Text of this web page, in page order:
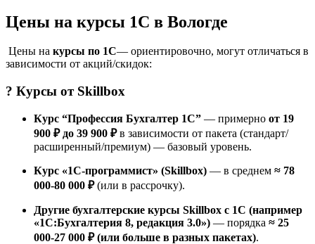
Цены на курсы 1С в Вологде
Цены на курсы по 1С— ориентировочно, могут отличаться в
зависимости от акций/скидок:
? Курсы от Skillbox
Курс “Профессия Бухгалтер 1С” — примерно от 19
900 ₽ до 39 900 ₽в зависимости от пакета (стандарт/
расширенный/премиум) — базовый уровень.
Курс «1С-программист» (Skillbox) — в среднем ≈ 78
000-80 000 ₽(или в рассрочку).
Другие бухгалтерские курсы Skillbox с 1С (например
«1С:Бухгалтерия 8, редакция 3.0») — порядка ≈ 25
000-27 000 ₽ (или больше в разных пакетах).